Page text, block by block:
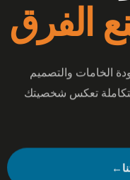
الفرق
الخامات والتصميم
تعكس شخصيتك
←